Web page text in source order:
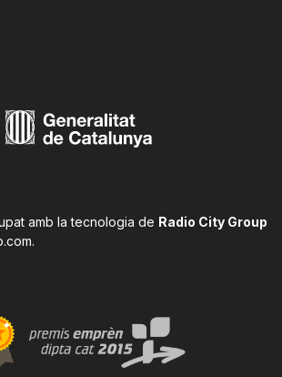
amb la tecnologia de Radio City Group
.